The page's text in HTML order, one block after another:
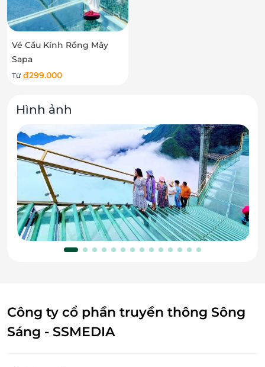
Vé Cầu Kính Rồng Mây
Sapa
Từ đ299.000
Hình ảnh
Công ty cổ phần truyền thông Sông
Sáng - SSMEDIA